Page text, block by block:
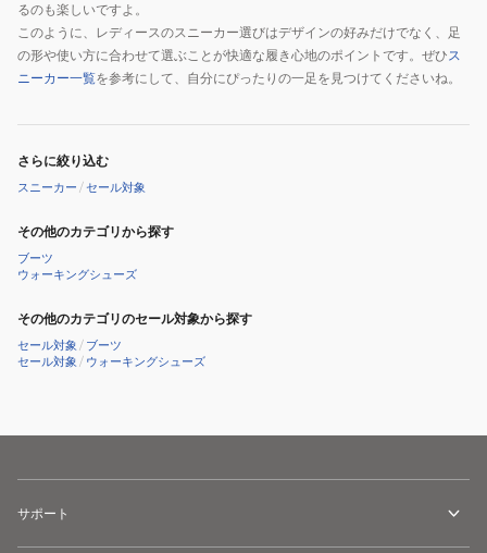
るのも楽しいですよ。
このように、レディースのスニーカー選びはデザインの好みだけでなく、足
の形や使い方に合わせて選ぶことが快適な履き心地のポイントです。ぜひス
ニーカー一覧を参考にして、自分にぴったりの一足を見つけてくださいね。
さらに絞り込む
スニーカー /セール対象
その他のカテゴリから探す
ブーツ
ウォーキングシューズ
その他のカテゴリのセール対象から探す
セール対象 / ブーツ
セール対象 / ウォーキングシューズ
サポート